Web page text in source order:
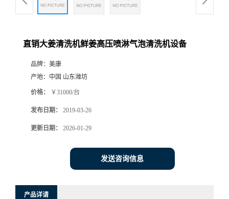
直销大姜清洗机鲜姜高压喷淋气泡清洗机设备
品牌： 美康
产地： 中国 山东潍坊
价格： ￥31000/台
发布日期： 2019-03-26
更新日期： 2026-01-29
发送咨询信息
产品详请